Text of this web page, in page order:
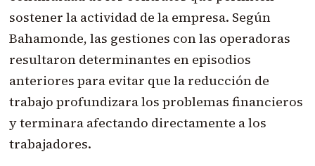
sostener la actividad de la empresa. Según
Bahamonde, las gestiones con las operadoras
resultaron determinantes en episodios
anteriores para evitar que la reducción de
trabajo profundizara los problemas financieros
y terminara afectando directamente a los
trabajadores.